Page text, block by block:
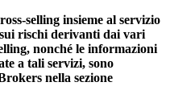
selling insieme al servizio
rischi derivanti dai vari
nonché le informazioni
a tali servizi, sono
nella sezione